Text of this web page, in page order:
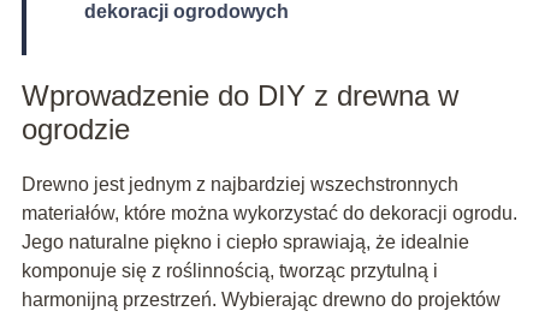
dekoracji ogrodowych
Wprowadzenie do DIY z drewna w
ogrodzie
Drewno jest jednym z najbardziej wszechstronnych
materiałów, które można wykorzystać do dekoracji ogrodu.
Jego naturalne piękno i ciepło sprawiają, że idealnie
komponuje się z roślinnością, tworząc przytulną i
harmonijną przestrzeń. Wybierając drewno do projektów